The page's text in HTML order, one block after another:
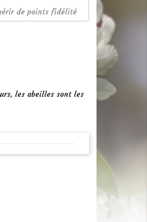
de points fidélité
les abeilles sont les